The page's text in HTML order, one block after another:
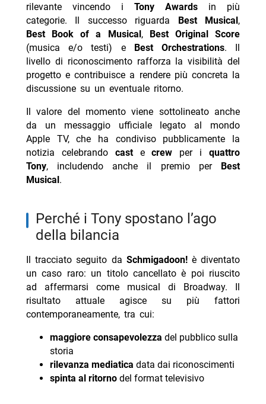
- Mbappé ed Ester Expósito coppia dell’estate 2026?
- Marco Bocci 48 anni: compleanno in Spagna con
Chiatti
rilevante vincendo i Tony Awards in più
categorie. Il successo riguarda
Best Musical ,
Best Book of a Musical ,
Best Original Score
(musica e/o testi) e
Best Orchestrations. Il
livello di riconoscimento rafforza la visibilità del
progetto e contribuisce a rendere più concreta la
discussione su un eventuale ritorno.
Il valore del momento viene sottolineato anche
da un messaggio ufficiale legato al mondo
Apple TV, che ha condiviso pubblicamente la
notizia celebrando castecrew per iquattro
Tony, includendo anche il premio per
Best
Musical .
perché i Tony spostano l’ago
della bilancia
Il tracciato seguito da Schmigadoon!è diventato
un caso raro: un titolo cancellato è poi riuscito
ad affermarsi come musical di Broadway. Il
risultato attuale agisce su più fattori
contemporaneamente, tra cui:
maggiore consapevolezza del pubblico sulla
storia
rilevanza mediatica data dai riconoscimenti
spinta al ritornodel format televisivo